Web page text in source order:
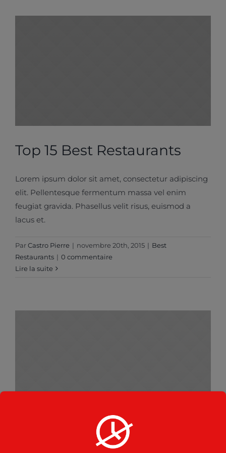
Top 15 Best Restaurants
Lorem ipsum dolor sit amet, consectetur adipiscing
elit. Pellentesque fermentum massa vel enim
feugiat gravida. Phasellus velit risus, euismod a
lacus et.
ParCastro Pierre | novembre 20th, 2015 | Best
Restaurants | 0 commentaire
Lire la suite
The Best Place to Meet